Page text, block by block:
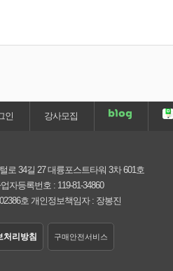
인 강사모집
로 34길 27 대륭포스트타워 3차 601호
자등록번호 : 119-81-34860
호 개인정보책임자 : 장봉진
처리방침 구매안전서비스